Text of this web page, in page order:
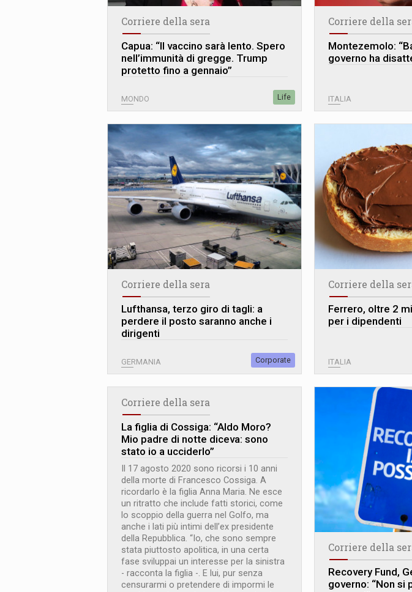
Corriere della sera
Capua: “Il vaccino sarà lento. Spero
nell’immunità di gregge. Trump
protetto fino a gennaio”
MONDO Life
Corriere della
Montezemolo:
governo ha
ITALIA
Corriere della sera
Lufthansa, terzo giro di tagli: a
perdere il posto saranno anche i
dirigenti
GERMANIA Corporate
Corriere della
Ferrero, oltre 2
per i dipendenti
ITALIA
Corriere della sera
La figlia di Cossiga: “Aldo Moro?
Mio padre di notte diceva: sono
stato io a ucciderlo”
Il 17 agosto 2020 sono ricorsi i 10 anni
della morte di Francesco Cossiga. A
ricordarlo è la figlia Anna Maria. Ne esce
un ritratto che include fatti storici, come
lo scoppio della guerra nel Golfo, ma
anche i lati più intimi dell’ex presidente
della Repubblica. “Io, che sono sempre
stata piuttosto apolitica, in una certa
fase sviluppai un interesse per la sinistra
- racconta la figlia -. E lui, pur senza
censurarmi o pretendere di impormi le
Corriere della
Recovery Fund,
governo: “Non si